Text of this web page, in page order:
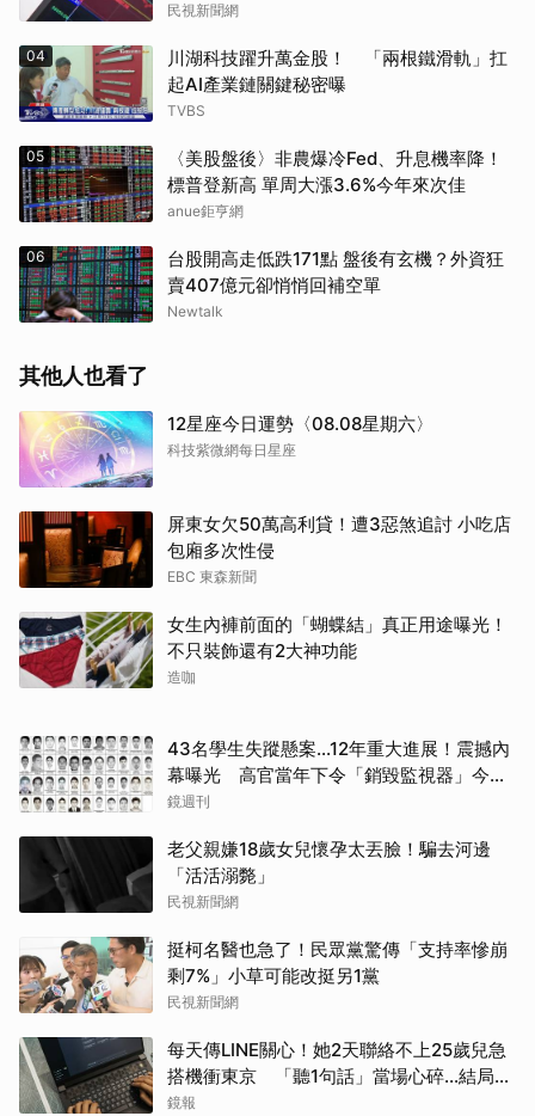
民視新聞網
04
川湖科技躍升萬金股！ 「兩根鐵滑軌」扛
起AI產業鏈關鍵秘密曝
TVBS
05
〈美股盤後〉非農爆冷Fed、升息機率降！
標普登新高 單周大漲3.6%今年來次佳
anue鉅亨網
06
台股開高走低跌171點 盤後有玄機？外資狂
賣407億元卻悄悄回補空單
Newtalk
其他人也看了
12星座今日運勢〈08.08星期六〉
科技紫微網每日星座
屏東女欠50萬高利貸！遭3惡煞追討 小吃店
包廂多次性侵
EBC 東森新聞
女生內褲前面的「蝴蝶結」真正用途曝光！
不只裝飾還有2大神功能
造咖
43名學生失蹤懸案...12年重大進展！震撼內
幕曝光 高官當年下令「銷毀監視器」今遭
逮
鏡週刊
老父親嫌18歲女兒懷孕太丟臉！騙去河邊
「活活溺斃」
民視新聞網
挺柯名醫也急了！民眾黨驚傳「支持率慘崩
剩7%」小草可能改挺另1黨
民視新聞網
每天傳LINE關心！她2天聯絡不上25歲兒急
搭機衝東京 「聽1句話」當場心碎...結局看
哭網
鏡報
取消